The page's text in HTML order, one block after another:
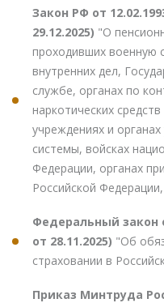
Закон РФ от
29.12.2025) "О
проходивших военную
внутренних дел,
службе, органах по
наркотических
учреждениях и
системы, войсках
Федерации, органах
Российской
Федеральный закон
от 28.11.2025) "Об
страховании в
Приказ Минтруда